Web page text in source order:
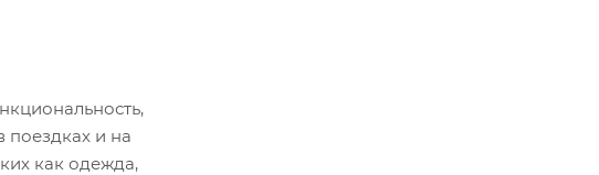
поездках и на
как одежда,